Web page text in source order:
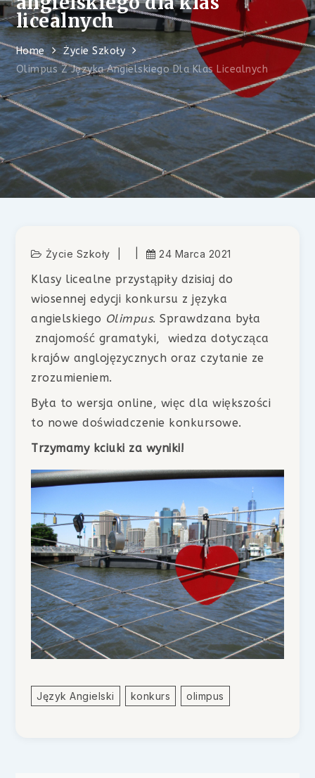
licealnych
Home
Życie Szkoły
Olimpus Z Języka Angielskiego Dla Klas Licealnych
Życie Szkoły 24 Marca 2021
Klasy licealne przystąpiły dzisiaj do
wiosennej edycji konkursu z języka
angielskiego Olimpus. Sprawdzana była
znajomość gramatyki, wiedza dotycząca
krajów anglojęzycznych oraz czytanie ze
zrozumieniem.
Była to wersja online, więc dla większości
to nowe doświadczenie konkursowe.
Trzymamy kciuki za wyniki!
Język Angielski Konkurs Olimpus